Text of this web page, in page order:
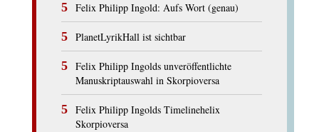
Felix Philipp Ingold: Aufs Wort (genau)
PlanetLyrikHall ist sichtbar
Felix Philipp Ingolds unveröffentlichte
Manuskriptauswahl in Skorpioversa
Felix Philipp Ingolds Timelinehelix
Skorpioversa